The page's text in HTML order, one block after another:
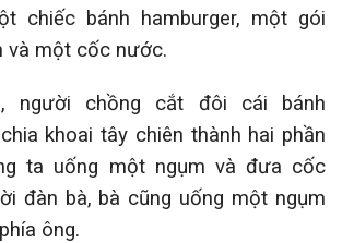
chiếc bánh hamburger, một gói
và một cốc nước.
người chồng cắt đôi cái bánh
khoai tây chiên thành hai phần
ta uống một ngụm và đưa cốc
đàn bà, bà cũng uống một ngụm
ông.